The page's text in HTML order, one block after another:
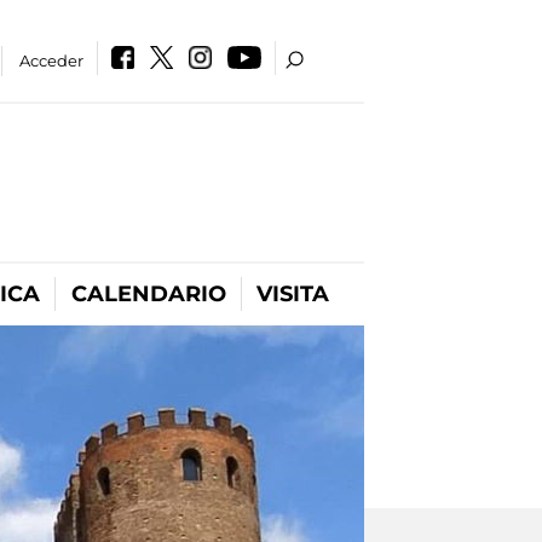
Acceder
CALENDARIO VISITA